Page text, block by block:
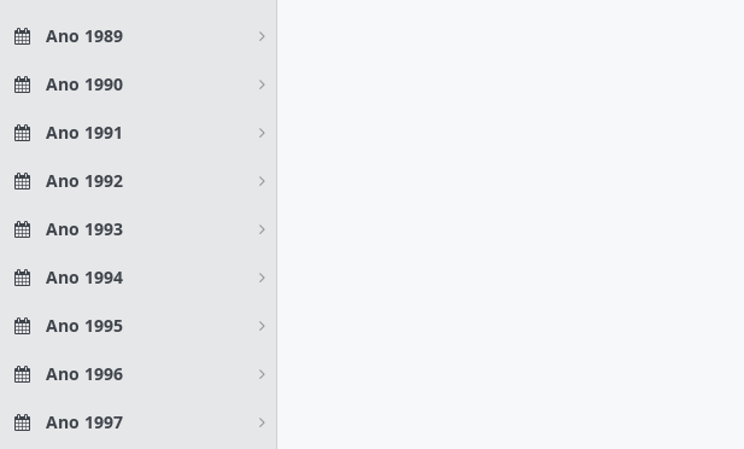
Ano 1989
Ano 1990
Ano 1991
Ano 1992
Ano 1993
Ano 1994
Ano 1995
Ano 1996
Ano 1997